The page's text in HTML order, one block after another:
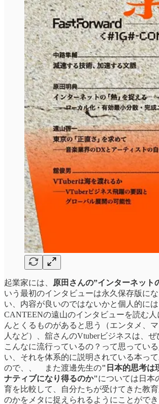
起業家には、 原田さんの”インターネット
いう最初のインタビューは永久保存版に
い、内容が良いのではないかと個人的には
CANTEENの遠山のインタビューを読む
んとくるものがあると思う（エンタメ、
人など）、舘さんのVtuberビジネスは、
こんなに流行っているの？って思ってい
い、それを体系的に説明されている本っ
ので、、 また渡邊先生の"日本的思考は
ナティブになり得るのか"については日本
育を比較して、自分たちが受けてきた教
のかをメタに捉えられるようにことができ